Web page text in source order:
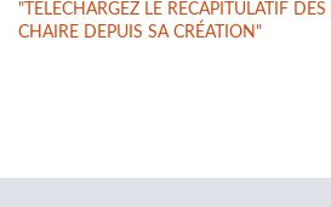
"TÉLÉCHARGEZ LE RÉCAPITULATIF
CHAIRE DEPUIS SA CRÉATION"